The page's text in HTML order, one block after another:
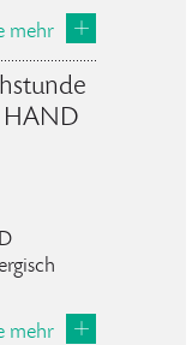
mehr
HAND
mehr